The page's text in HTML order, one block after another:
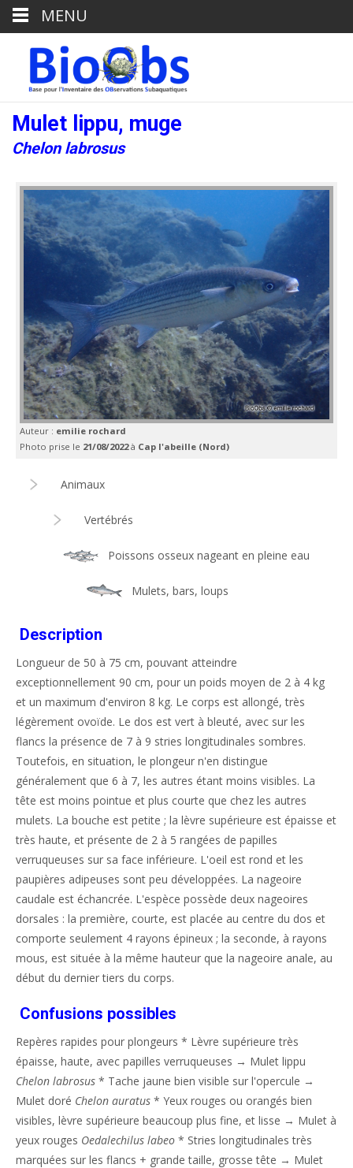
Mulet lippu, muge
Chelon labrosus
Auteur : emilie rochard
Photo prise le 21/08/2022à Cap l'abeille (Nord)
Animaux
Vertébrés
Poissons osseux nageant en pleine eau
Mulets, bars, loups
Description
Longueur de 50 à 75 cm, pouvant atteindre
exceptionnellement 90 cm, pour un poids moyen de 2 à 4 kg
et un maximum d'environ 8 kg. Le corps est allongé, très
légèrement ovoïde. Le dos est vert à bleuté, avec sur les
flancs la présence de 7 à 9 stries longitudinales sombres.
Toutefois, en situation, le plongeur n'en distingue
généralement que 6 à 7, les autres étant moins visibles. La
tête est moins pointue et plus courte que chez les autres
mulets. La bouche est petite ; la lèvre supérieure est épaisse et
très haute, et présente de 2 à 5 rangées de papilles
verruqueuses sur sa face inférieure. L'oeil est rond et les
paupières adipeuses sont peu développées. La nageoire
caudale est échancrée. L'espèce possède deux nageoires
dorsales : la première, courte, est placée au centre du dos et
comporte seulement 4 rayons épineux ; la seconde, à rayons
mous, est située à la même hauteur que la nageoire anale, au
début du dernier tiers du corps.
Confusions possibles
Repères rapides pour plongeurs * Lèvre supérieure très
épaisse, haute, avec papilles verruqueuses → Mulet lippu
Chelon labrosus * Tache jaune bien visible sur l'opercule →
Mulet doré Chelon auratus * Yeux rouges ou orangés bien
visibles, lèvre supérieure beaucoup plus fine, et lisse → Mulet à
yeux rouges Oedalechilus labeo * Stries longitudinales très
marquées sur les flancs + grande taille, grosse tête → Mulet
MENU